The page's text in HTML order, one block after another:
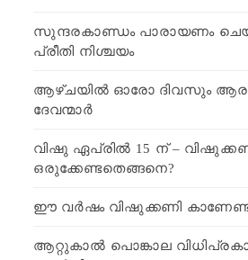
സുന്ദരകാണ്ഡം പാരായണം
പ്രീതി നിശ്ചയം
ആഴ്ചയിൽ ഓരോ ദിവസും
ദേവന്മാർ
വിഷു ഏപ്രിൽ 15 ന് –
ഒരുക്കേണ്ടതെങ്ങനെ?
ഈ വർഷം വിഷുക്കണി
ആറ്റുകാൽ പൊങ്കാല